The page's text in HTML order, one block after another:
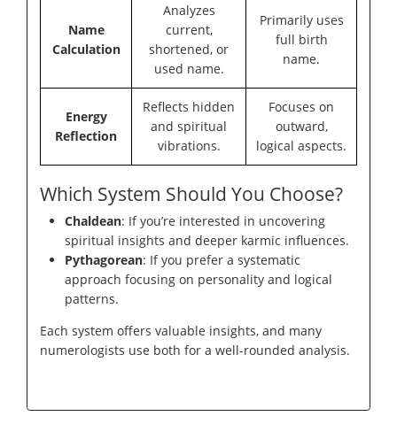
Name
Calculation
Analyzes
current,
shortened, or
used name.
Primarily uses
full birth
name.
Energy
Reflection
Reflects hidden
and spiritual
vibrations.
Focuses on
outward,
logical aspects.
Which System Should You Choose?
Chaldean: If you’re interested in uncovering
spiritual insights and deeper karmic influences.
Pythagorean: If you prefer a systematic
approach focusing on personality and logical
patterns.
Each system offers valuable insights, and many
numerologists use both for a well-rounded analysis.